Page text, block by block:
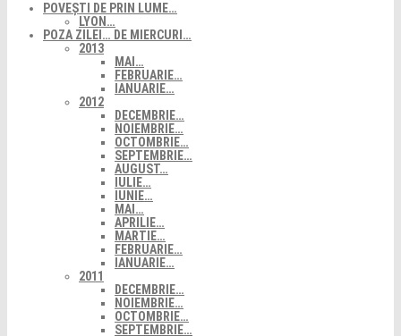
POVEȘTI DE PRIN LUME…
LYON…
POZA ZILEI… DE MIERCURI…
2013
MAI…
FEBRUARIE…
IANUARIE…
2012
DECEMBRIE…
NOIEMBRIE…
OCTOMBRIE…
SEPTEMBRIE…
AUGUST…
IULIE…
IUNIE…
MAI…
APRILIE…
MARTIE…
FEBRUARIE…
IANUARIE…
2011
DECEMBRIE…
NOIEMBRIE…
OCTOMBRIE…
SEPTEMBRIE…